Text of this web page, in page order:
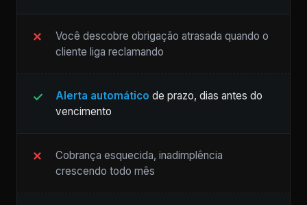
Você descobre obrigação atrasada quando o
cliente liga reclamando
Alerta automático de prazo, dias antes do
vencimento
Cobrança esquecida, inadimplência
crescendo todo mês